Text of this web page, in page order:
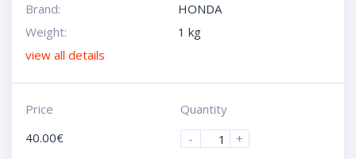
Brand:
HONDA
Weight:
1 kg
view all details
Price
40.00€
Quantity
-
+